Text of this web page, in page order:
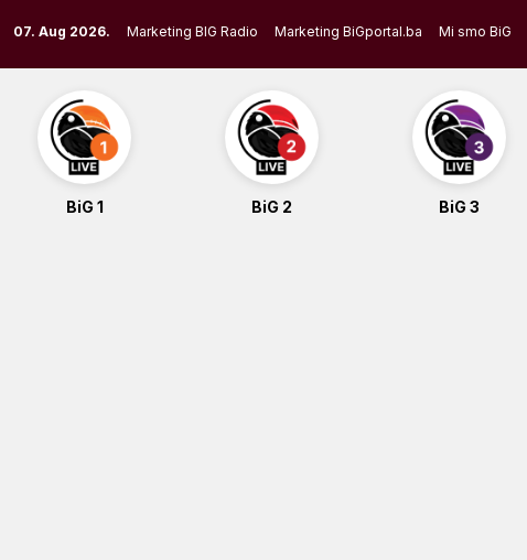
to
content
07. Aug 2026. Marketing BIG Radio Marketing BiGportal.ba Mi smo BiG
BiG 1 BiG 2 BiG 3